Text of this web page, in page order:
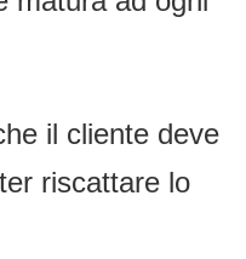
il cliente deve
riscattare lo